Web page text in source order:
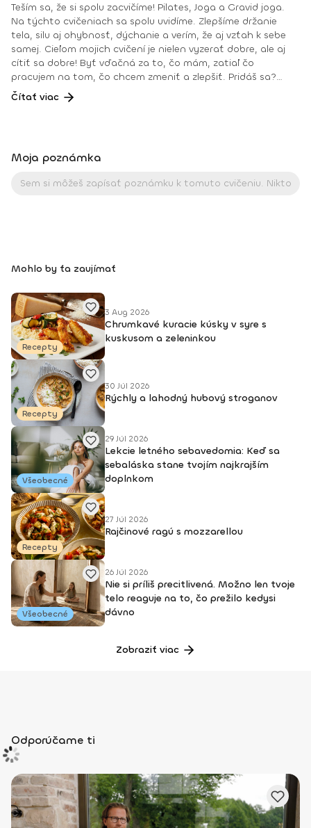
Teším sa, že si spolu zacvičíme! Pilates, Joga a Gravid joga.
Na týchto cvičeniach sa spolu uvidíme. Zlepšíme držanie
tela, silu aj ohybnosť, dýchanie a verím, že aj vzťah k sebe
samej. Cieľom mojich cvičení je nielen vyzerať dobre, ale aj
cítiť sa dobre! Byť vďačná za to, čo mám, zatiaľ čo
pracujem na tom, čo chcem zmeniť a zlepšiť. Pridáš sa?
Teším sa na teba na online lekciách vo Fitshakeri, aj vo
Fitshaker podcaste! Taktiež osobne na mojich hodinách v
@andrea_mindfulflow Dosiahnuté vzdelanie: • Špecializačný
IYN certificate – Mindfulness Yoga Instructor (mesačný
academy), Trnava, 2004 • Kurz tanečnej a pohybovej terapie
Čítať viac
Moja poznámka
Mohlo by ťa zaujímať
Recepty
3 Aug 2026
Chrumkavé kuracie kúsky v syre s
kuskusom a zeleninkou
Recepty
30 Júl 2026
Rýchly a lahodný hubový stroganov
Všeobecné
29 Júl 2026
Lekcie letného sebavedomia: Keď sa
sebaláska stane tvojím najkrajším
doplnkom
Recepty
27 Júl 2026
Rajčinové ragú s mozzarellou
Všeobecné
26 Júl 2026
Nie si príliš precitlivená. Možno len tvoje
telo reaguje na to, čo prežilo kedysi
dávno
Zobraziť viac
Odporúčame ti